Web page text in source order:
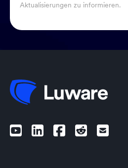
Aktualisierungen zu informieren.